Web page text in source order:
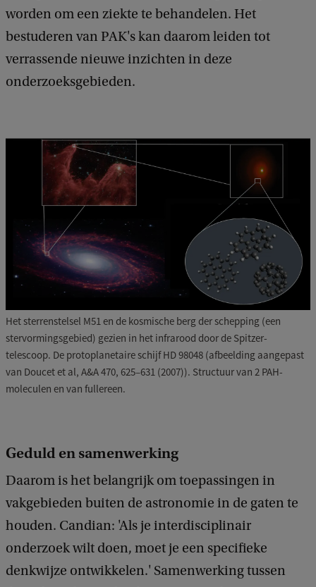
worden om een ziekte te behandelen. Het
bestuderen van PAK's kan daarom leiden tot
verrassende nieuwe inzichten in deze
onderzoeksgebieden.
Het sterrenstelsel M51 en de kosmische berg der schepping (een
stervormingsgebied) gezien in het infrarood door de Spitzer-
telescoop. De protoplanetaire schijf HD 98048 (afbeelding aangepast
van Doucet et al, A&A 470, 625–631 (2007)). Structuur van 2 PAH-
moleculen en van fullereen.
Geduld en samenwerking
Daarom is het belangrijk om toepassingen in
vakgebieden buiten de astronomie in de gaten te
houden. Candian: 'Als je interdisciplinair
onderzoek wilt doen, moet je een specifieke
denkwijze ontwikkelen.' Samenwerking tussen